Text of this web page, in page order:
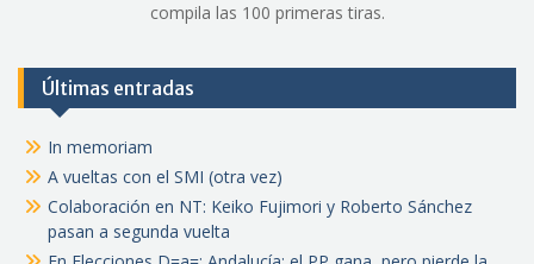
compila las 100 primeras tiras.
Últimas entradas
In memoriam
A vueltas con el SMI (otra vez)
Colaboración en NT: Keiko Fujimori y Roberto Sánchez
pasan a segunda vuelta